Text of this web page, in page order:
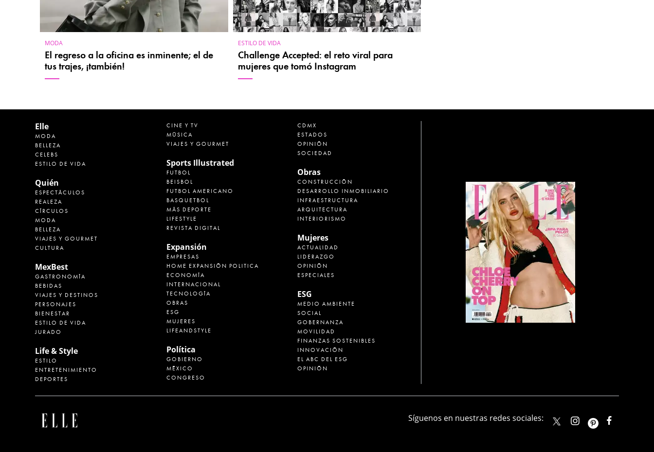
MODA
El regreso a la oficina es inminente; el de
tus trajes, ¡también!
ESTILO DE VIDA
Challenge Accepted: el reto viral para
mujeres que tomó Instagram
Elle
MODA
BELLEZA
CELEBS
ESTILO DE VIDA
Quién
ESPECTÁCULOS
REALEZA
CÍRCULOS
MODA
BELLEZA
VIAJES Y GOURMET
CULTURA
MexBest
GASTRONOMÍA
BEBIDAS
VIAJES Y DESTINOS
PERSONAJES
BIENESTAR
ESTILO DE VIDA
JURADO
Life & Style
ESTILO
ENTRETENIMIENTO
DEPORTES
CINE Y TV
MÚSICA
VIAJES Y GOURMET
Sports Illustrated
FUTBOL
BEISBOL
FUTBOL AMERICANO
BASQUETBOL
MÁS DEPORTE
LIFESTYLE
REVISTA DIGITAL
Expansión
EMPRESAS
HOME EXPANSIÓN POLITICA
ECONOMÍA
INTERNACIONAL
TECNOLOGÍA
OBRAS
ESG
MUJERES
LIFEANDSTYLE
Política
GOBIERNO
MÉXICO
CONGRESO
CDMX
ESTADOS
OPINIÓN
SOCIEDAD
Obras
CONSTRUCCIÓN
DESARROLLO INMOBILIARIO
INFRAESTRUCTURA
ARQUITECTURA
INTERIORISMO
Mujeres
ACTUALIDAD
LIDERAZGO
OPINIÓN
ESPECIALES
ESG
MEDIO AMBIENTE
SOCIAL
GOBERNANZA
MOVILIDAD
FINANZAS SOSTENIBLES
INNOVACIÓN
EL ABC DEL ESG
OPINIÓN
Síguenos en nuestras redes sociales: elle_mexicoellemexico